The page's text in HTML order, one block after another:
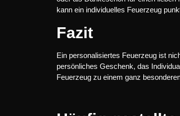
kann ein individuelles Feuerzeug
Fazit
Ein personalisiertes Feuerzeug ist
persönliches Geschenk, das
Feuerzeug zu einem ganz